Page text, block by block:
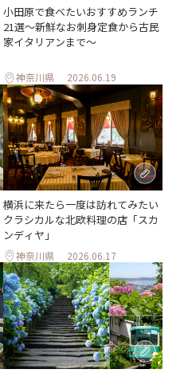
小田原で食べたいおすすめランチ
21選～新鮮なお刺身定食から古民
家イタリアンまで～
神奈川県 2026.06.19
横浜に来たら一度は訪れてみたい
クラシカルな北欧料理の店「スカ
ンディヤ」
神奈川県 2026.06.17